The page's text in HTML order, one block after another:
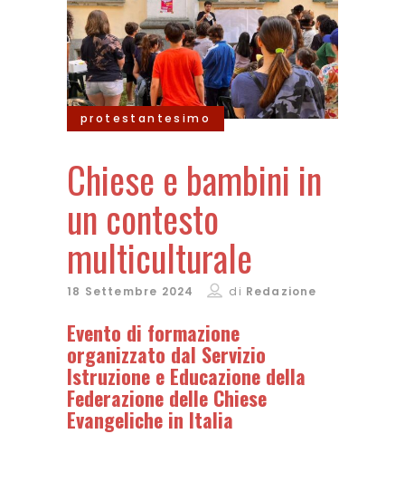
protestantesimo
Chiese e bambini in
un contesto
multiculturale
18 Settembre 2024 di Redazione
Evento di formazione
organizzato dal Servizio
Istruzione e Educazione della
Federazione delle Chiese
Evangeliche in Italia